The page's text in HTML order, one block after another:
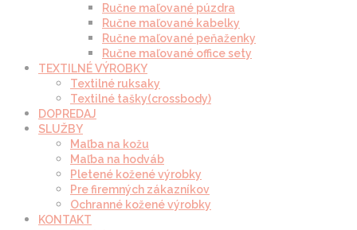
Ručne maľované púzdra
Ručne maľované kabelky
Ručne maľované peňaženky
Ručne maľované office sety
TEXTILNÉ VÝROBKY
Textilné ruksaky
Textilné tašky(crossbody)
DOPREDAJ
SLUŽBY
Maľba na kožu
Maľba na hodváb
Pletené kožené výrobky
Pre firemných zákazníkov
Ochranné kožené výrobky
KONTAKT